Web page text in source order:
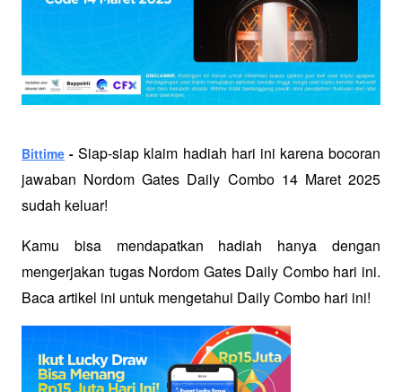
Bittime - Siap-siap klaim hadiah hari ini karena bocoran
jawaban Nordom Gates Daily Combo 14 Maret 2025
sudah keluar!
Kamu bisa mendapatkan hadiah hanya dengan
mengerjakan tugas Nordom Gates Daily Combo hari ini.
Baca artikel ini untuk mengetahui Daily Combo hari ini!